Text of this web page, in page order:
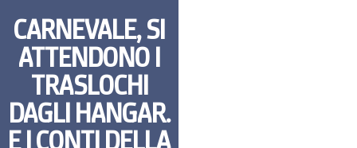
CARNEVALE, SI
ATTENDONO I
TRASLOCHI
DAGLI HANGAR.
E I CONTI DELLA